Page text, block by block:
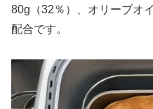
80g（32％）、オリーブオ
配合です。